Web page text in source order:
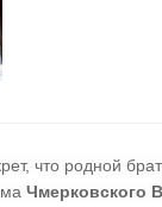
что родной
Чмерковского